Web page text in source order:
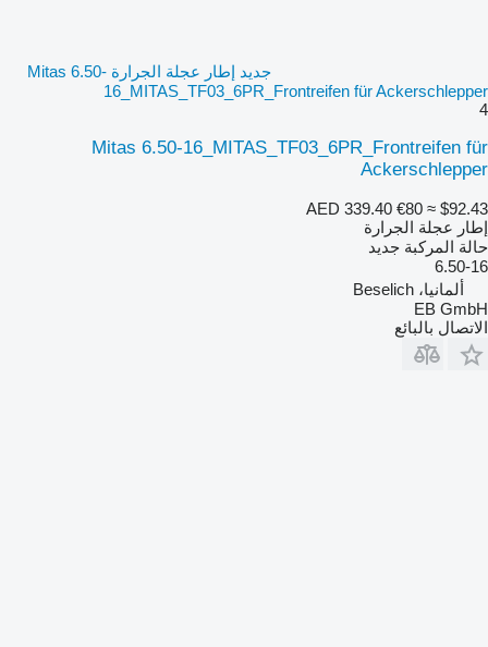
جديد إطار عجلة الجرارة Mitas 6.50-
16_MITAS_TF03_6PR_Frontreifen für Ackerschlepper
4
Mitas 6.50-16_MITAS_TF03_6PR_Frontreifen für
Ackerschlepper
AED 339.40 €80 ≈ $92.43
إطار عجلة الجرارة
حالة المركبة جديد
6.50-16
ألمانيا، Beselich
EB GmbH
الاتصال بالبائع